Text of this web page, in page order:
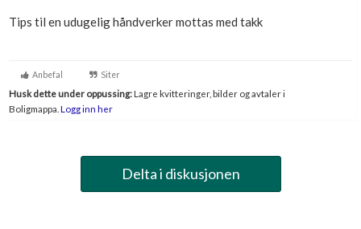
Tips til en udugelig håndverker mottas med takk
Anbefal Siter
Husk dette under oppussing:Lagre kvitteringer, bilder og avtaler i
Boligmappa. Logg inn her
Delta i diskusjonen